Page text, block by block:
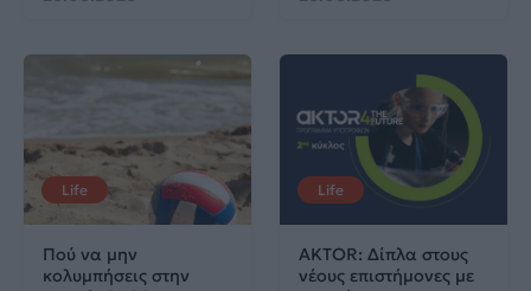
Life
Πού να μην
κολυμπήσεις στην
Life
AKTOR: Δίπλα στους
νέους επιστήμονες με